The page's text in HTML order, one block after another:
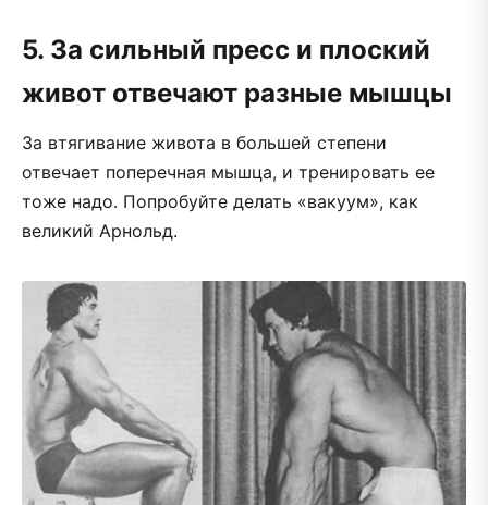
5. За сильный пресс и плоский
живот отвечают разные мышцы
За втягивание живота в большей степени
отвечает поперечная мышца, и тренировать ее
тоже надо. Попробуйте делать «вакуум», как
великий Арнольд.